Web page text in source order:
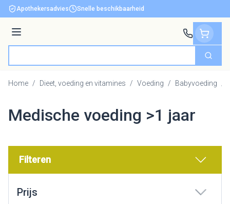
Ga naar de inhoud
Apothekersadvies Snelle beschikbaarheid
Menu
Zoek
Home / Dieet, voeding en vitamines / Voeding / Babyvoeding
Medische voeding >1 jaar
Filteren
Prijs